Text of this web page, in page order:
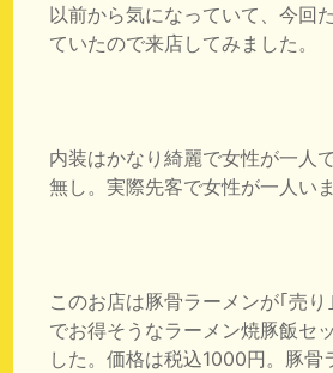
以前から気になっていて、今回
ていたので来店してみました。
内装はかなり綺麗で女性が一人
無し。実際先客で女性が一人いま
このお店は豚骨ラーメンが｢売り
でお得そうなラーメン焼豚飯セ
した。価格は税込1000円。豚骨